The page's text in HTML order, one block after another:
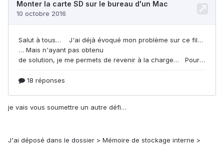
je vais vous soumettre un autre défi…
J'ai déposé dans le dossier > Mémoire de stockage interne >